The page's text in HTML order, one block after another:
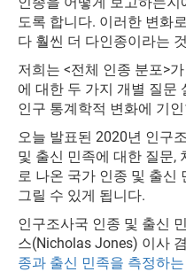
도록 합니다. 이러한 변화
다 훨씬 더 다인종이라는
저희는 <전체 인종 분포>
에 대한 두 가지 개별 질문
인구 통계학적 변화에 기
오늘 발표된 2020년 인구
및 출신 민족에 대한 질문,
로 나온 국가 인종 및 출신
그릴 수 있게 됩니다.
인구조사국 인종 및 출신
스(Nicholas Jones) 이사
종과 출신 민족을 측정하